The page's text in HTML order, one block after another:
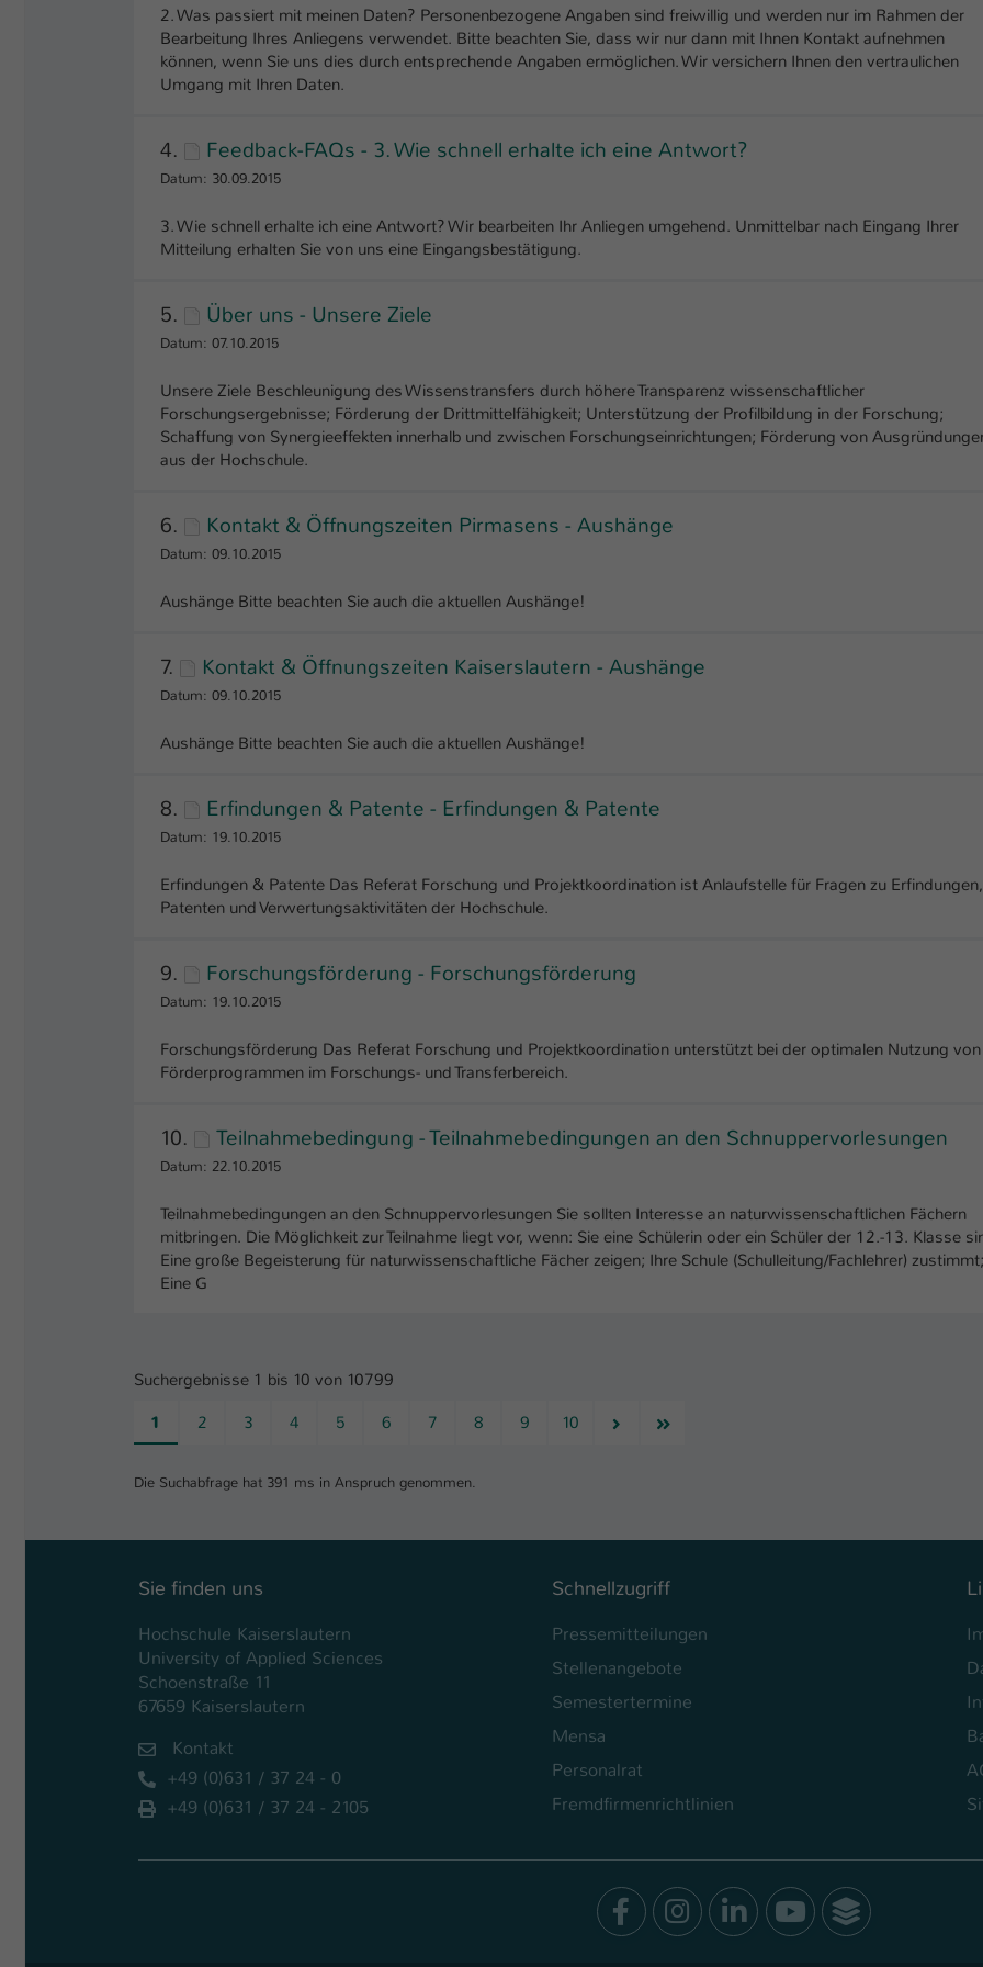
2. Was passiert mit meinen Daten? Personenbezogene Angaben sind freiwillig und werden nur im Rahmen der
Bearbeitung Ihres Anliegens verwendet. Bitte beachten Sie, dass wir nur dann mit Ihnen Kontakt aufnehmen
können, wenn Sie uns dies durch entsprechende Angaben ermöglichen. Wir versichern Ihnen den vertraulichen
Umgang mit Ihren Daten.
4. Feedback-FAQs - 3. Wie schnell erhalte ich eine Antwort?
Datum: 30.09.2015
3. Wie schnell erhalte ich eine Antwort? Wir bearbeiten Ihr Anliegen umgehend. Unmittelbar nach Eingang Ihrer
Mitteilung erhalten Sie von uns eine Eingangsbestätigung.
5. Über uns - Unsere Ziele
Datum: 07.10.2015
Unsere Ziele Beschleunigung des Wissenstransfers durch höhere Transparenz wissenschaftlicher
Forschungsergebnisse; Förderung der Drittmittelfähigkeit; Unterstützung der Profilbildung in der Forschung;
Schaffung von Synergieeffekten innerhalb und zwischen Forschungseinrichtungen; Förderung von
aus der Hochschule.
6. Kontakt & Öffnungszeiten Pirmasens - Aushänge
Datum: 09.10.2015
Aushänge Bitte beachten Sie auch die aktuellen Aushänge!
7. Kontakt & Öffnungszeiten Kaiserslautern - Aushänge
Datum: 09.10.2015
Aushänge Bitte beachten Sie auch die aktuellen Aushänge!
8. Erfindungen & Patente - Erfindungen & Patente
Datum: 19.10.2015
Erfindungen & Patente Das Referat Forschung und Projektkoordination ist Anlaufstelle für Fragen zu Erfindungen,
Patenten und Verwertungsaktivitäten der Hochschule.
9. Forschungsförderung - Forschungsförderung
Datum: 19.10.2015
Forschungsförderung Das Referat Forschung und Projektkoordination unterstützt bei der optimalen Nutzung von
Förderprogrammen im Forschungs- und Transferbereich.
10. Teilnahmebedingung - Teilnahmebedingungen an den Schnuppervorlesungen
Datum: 22.10.2015
Teilnahmebedingungen an den Schnuppervorlesungen Sie sollten Interesse an naturwissenschaftlichen Fächern
mitbringen. Die Möglichkeit zur Teilnahme liegt vor, wenn: Sie eine Schülerin oder ein Schüler der 12.-13. Klasse
Eine große Begeisterung für naturwissenschaftliche Fächer zeigen; Ihre Schule (Schulleitung/Fachlehrer) zustimmt;
Eine G
Suchergebnisse 1 bis 10 von 10799
1
2 3 4 5 6 7 8 9 10 NächsteLetzte
Die Suchabfrage hat 391 ms in Anspruch genommen.
Sie finden uns
Hochschule Kaiserslautern
University of Applied Sciences
Schoenstraße 11
67659 Kaiserslautern
Kontakt
+49 (0)631 / 37 24 - 0
+49 (0)631 / 37 24 - 2105
Schnellzugriff
Pressemitteilungen
Stellenangebote
Semestertermine
Mensa
Personalrat
Fremdfirmenrichtlinien
Facebook
Instagram
LinkedIn
Youtube
Ihrer vorgenommen Einstellungen, falls der
Webseiten-Betreiber dies eingestellt hat.
Anbieter TYPO3
Name be_typo_user